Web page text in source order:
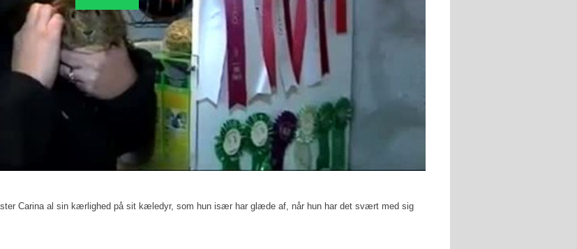
Carina al sin kærlighed på sit kæledyr, som hun især har glæde af, når hun har det svært med sig